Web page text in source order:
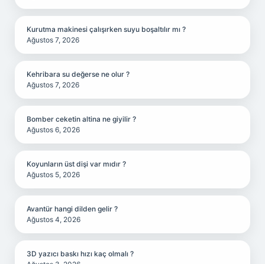
Kurutma makinesi çalışırken suyu boşaltılır mı ?
Ağustos 7, 2026
Kehribara su değerse ne olur ?
Ağustos 7, 2026
Bomber ceketin altina ne giyilir ?
Ağustos 6, 2026
Koyunların üst dişi var mıdır ?
Ağustos 5, 2026
Avantür hangi dilden gelir ?
Ağustos 4, 2026
3D yazıcı baskı hızı kaç olmalı ?